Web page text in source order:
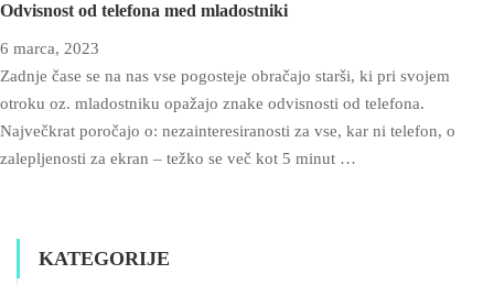
Odvisnost od telefona med mladostniki
6 marca, 2023
Zadnje čase se na nas vse pogosteje obračajo starši, ki pri svojem
otroku oz. mladostniku opažajo znake odvisnosti od telefona.
Največkrat poročajo o: nezainteresiranosti za vse, kar ni telefon, o
zalepljenosti za ekran – težko se več kot 5 minut …
KATEGORIJE